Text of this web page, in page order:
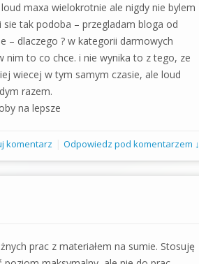
maxa wielokrotnie ale nigdy nie bylem
tak podoba – przegladam bloga od
– dlaczego ? w kategorii darmowych
nim to co chce. i nie wynika to z tego, ze
wiecej w tym samym czasie, ale loud
razem.
na lepsze
komentarz |Odpowiedz pod komentarzem ↓
prac z materiałem na sumie. Stosuję